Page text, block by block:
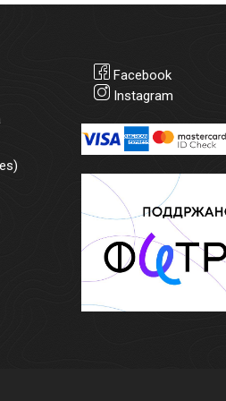
Facebook
Instagram